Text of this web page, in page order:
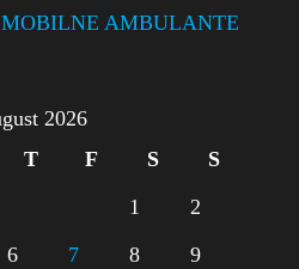
AMBULANTE
2026
T F S
S
1
2
6 7 8
9